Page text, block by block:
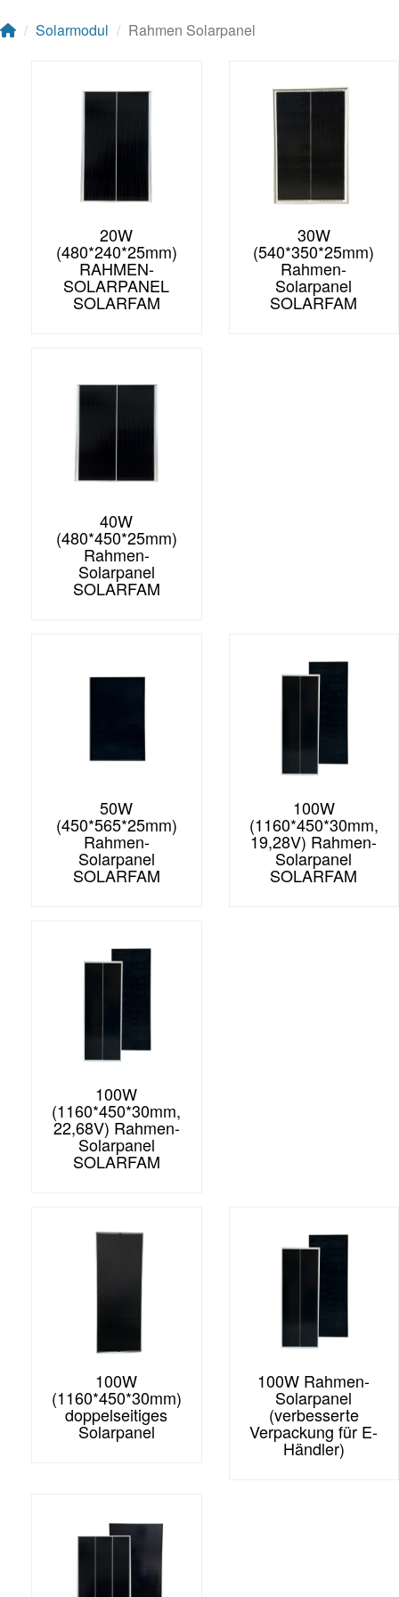
Solarmodul Rahmen Solarpanel
20W
(480*240*25mm)
RAHMEN-
SOLARPANEL
SOLARFAM
30W
(540*350*25mm)
Rahmen-
Solarpanel
SOLARFAM
40W
(480*450*25mm)
Rahmen-
Solarpanel
SOLARFAM
50W
(450*565*25mm)
Rahmen-
Solarpanel
SOLARFAM
100W
(1160*450*30mm,
19,28V) Rahmen-
Solarpanel
SOLARFAM
100W
(1160*450*30mm,
22,68V) Rahmen-
Solarpanel
SOLARFAM
100W
(1160*450*30mm)
doppelseitiges
Solarpanel
100W Rahmen-
Solarpanel
(verbesserte
Verpackung für E-
Händler)